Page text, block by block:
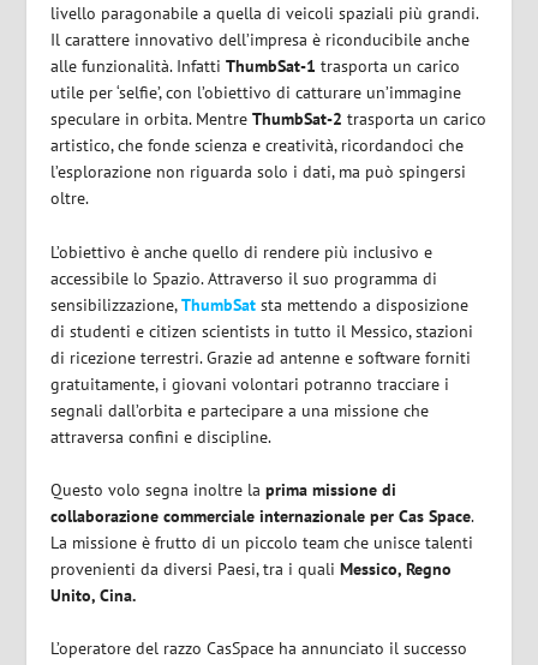
livello paragonabile a quella di veicoli spaziali più grandi.
Il carattere innovativo dell’impresa è riconducibile anche
alle funzionalità. InfattiThumbSat-1 trasporta un carico
utile per ‘selfie’, con l’obiettivo di catturare un’immagine
speculare in orbita. MentreThumbSat-2 trasporta un carico
artistico, che fonde scienza e creatività, ricordandoci che
l’esplorazione non riguarda solo i dati, ma può spingersi
oltre.
L’obiettivo è anche quello di rendere più inclusivo e
accessibile lo Spazio. Attraverso il suo programma di
sensibilizzazione,ThumbSat sta mettendo a disposizione
di studenti e citizen scientists in tutto il Messico, stazioni
di ricezione terrestri. Grazie ad antenne e software forniti
gratuitamente, i giovani volontari potranno tracciare i
segnali dall’orbita e partecipare a una missione che
attraversa confini e discipline.
Questo volo segna inoltre laprima missione di
collaborazione commerciale internazionale per Cas Space.
La missione è frutto di un piccolo team che unisce talenti
provenienti da diversi Paesi, tra i qualiMessico, Regno
Unito, Cina.
L’operatore del razzo CasSpace ha annunciato il successo